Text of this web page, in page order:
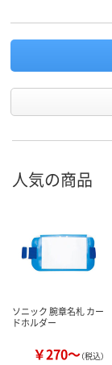
人気の商品
ソニック 腕章名札 カー
ドホルダー
￥270～（税込）